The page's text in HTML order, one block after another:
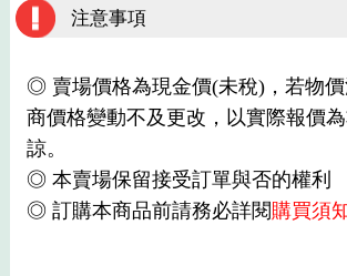
注意事項
◎ 賣場價格為現金價(未稅)，若物
商價格變動不及更改，以實際報價
諒。
◎ 本賣場保留接受訂單與否的權利
◎ 訂購本商品前請務必詳閱購買須